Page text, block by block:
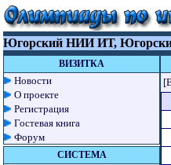
Югорский НИИ ИТ,
ВИЗИТКА
Новости
О проекте
Регистрация
Гостевая книга
Форум
СИСТЕМА